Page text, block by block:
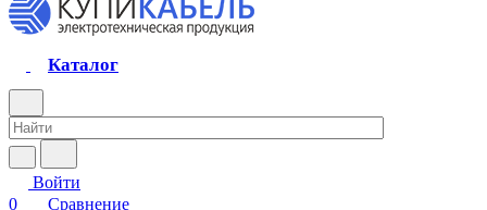
Каталог
Войти
0
Сравнение